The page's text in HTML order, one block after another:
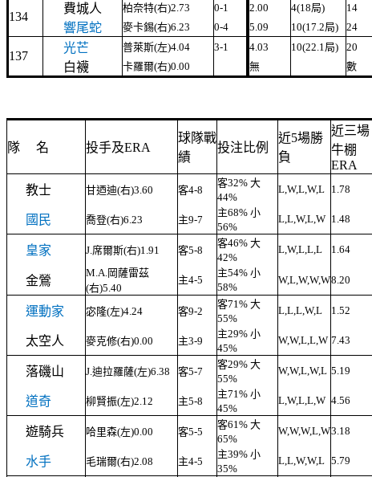
134
費城人 柏奈特(右)2.73 0-1 2.00 4(18局) 14
響尾蛇 麥卡錫(右)6.23 0-4 5.09 10(17.2局) 24
137
光芒 普萊斯(左)4.04 3-1 4.03 10(22.1局) 20
白襪 卡羅爾(右)0.00 無 數
隊 名 投手及ERA
球隊戰
績
投注比例
近5場勝
負
近三場
牛棚
ERA
教士 甘迺迪(右)3.60 客4-8
客32% 大
44%
L,W,L,W,L 1.78
國民 喬登(右)6.23 主9-7
主68% 小
56%
L,L,W,L,W 1.48
皇家 J.席爾斯(右)1.91 客5-8
客46% 大
42%
L,W,L,L,L 1.64
金鶯
M.A.岡薩雷茲
(右)5.40
主4-5
主54% 小
58%
W,L,W,W,W8.20
運動家 宓隆(左)4.24 客9-2
客71% 大
55%
L,L,L,W,L 1.52
太空人 麥克修(右)0.00 主3-9
主29% 小
45%
W,W,L,L,W 7.43
落磯山 J.迪拉羅薩(左)6.38 客5-7
客29% 大
55%
W,W,L,W,L 5.19
道奇 柳賢振(左)2.12 主5-8
主71% 小
45%
L,W,L,L,W 4.56
遊騎兵 哈里森(左)0.00 客5-5
客61% 大
65%
W,W,W,L,W3.18
水手 毛瑞爾(右)2.08 主4-5
主39% 小
35%
L,L,W,W,L 5.79